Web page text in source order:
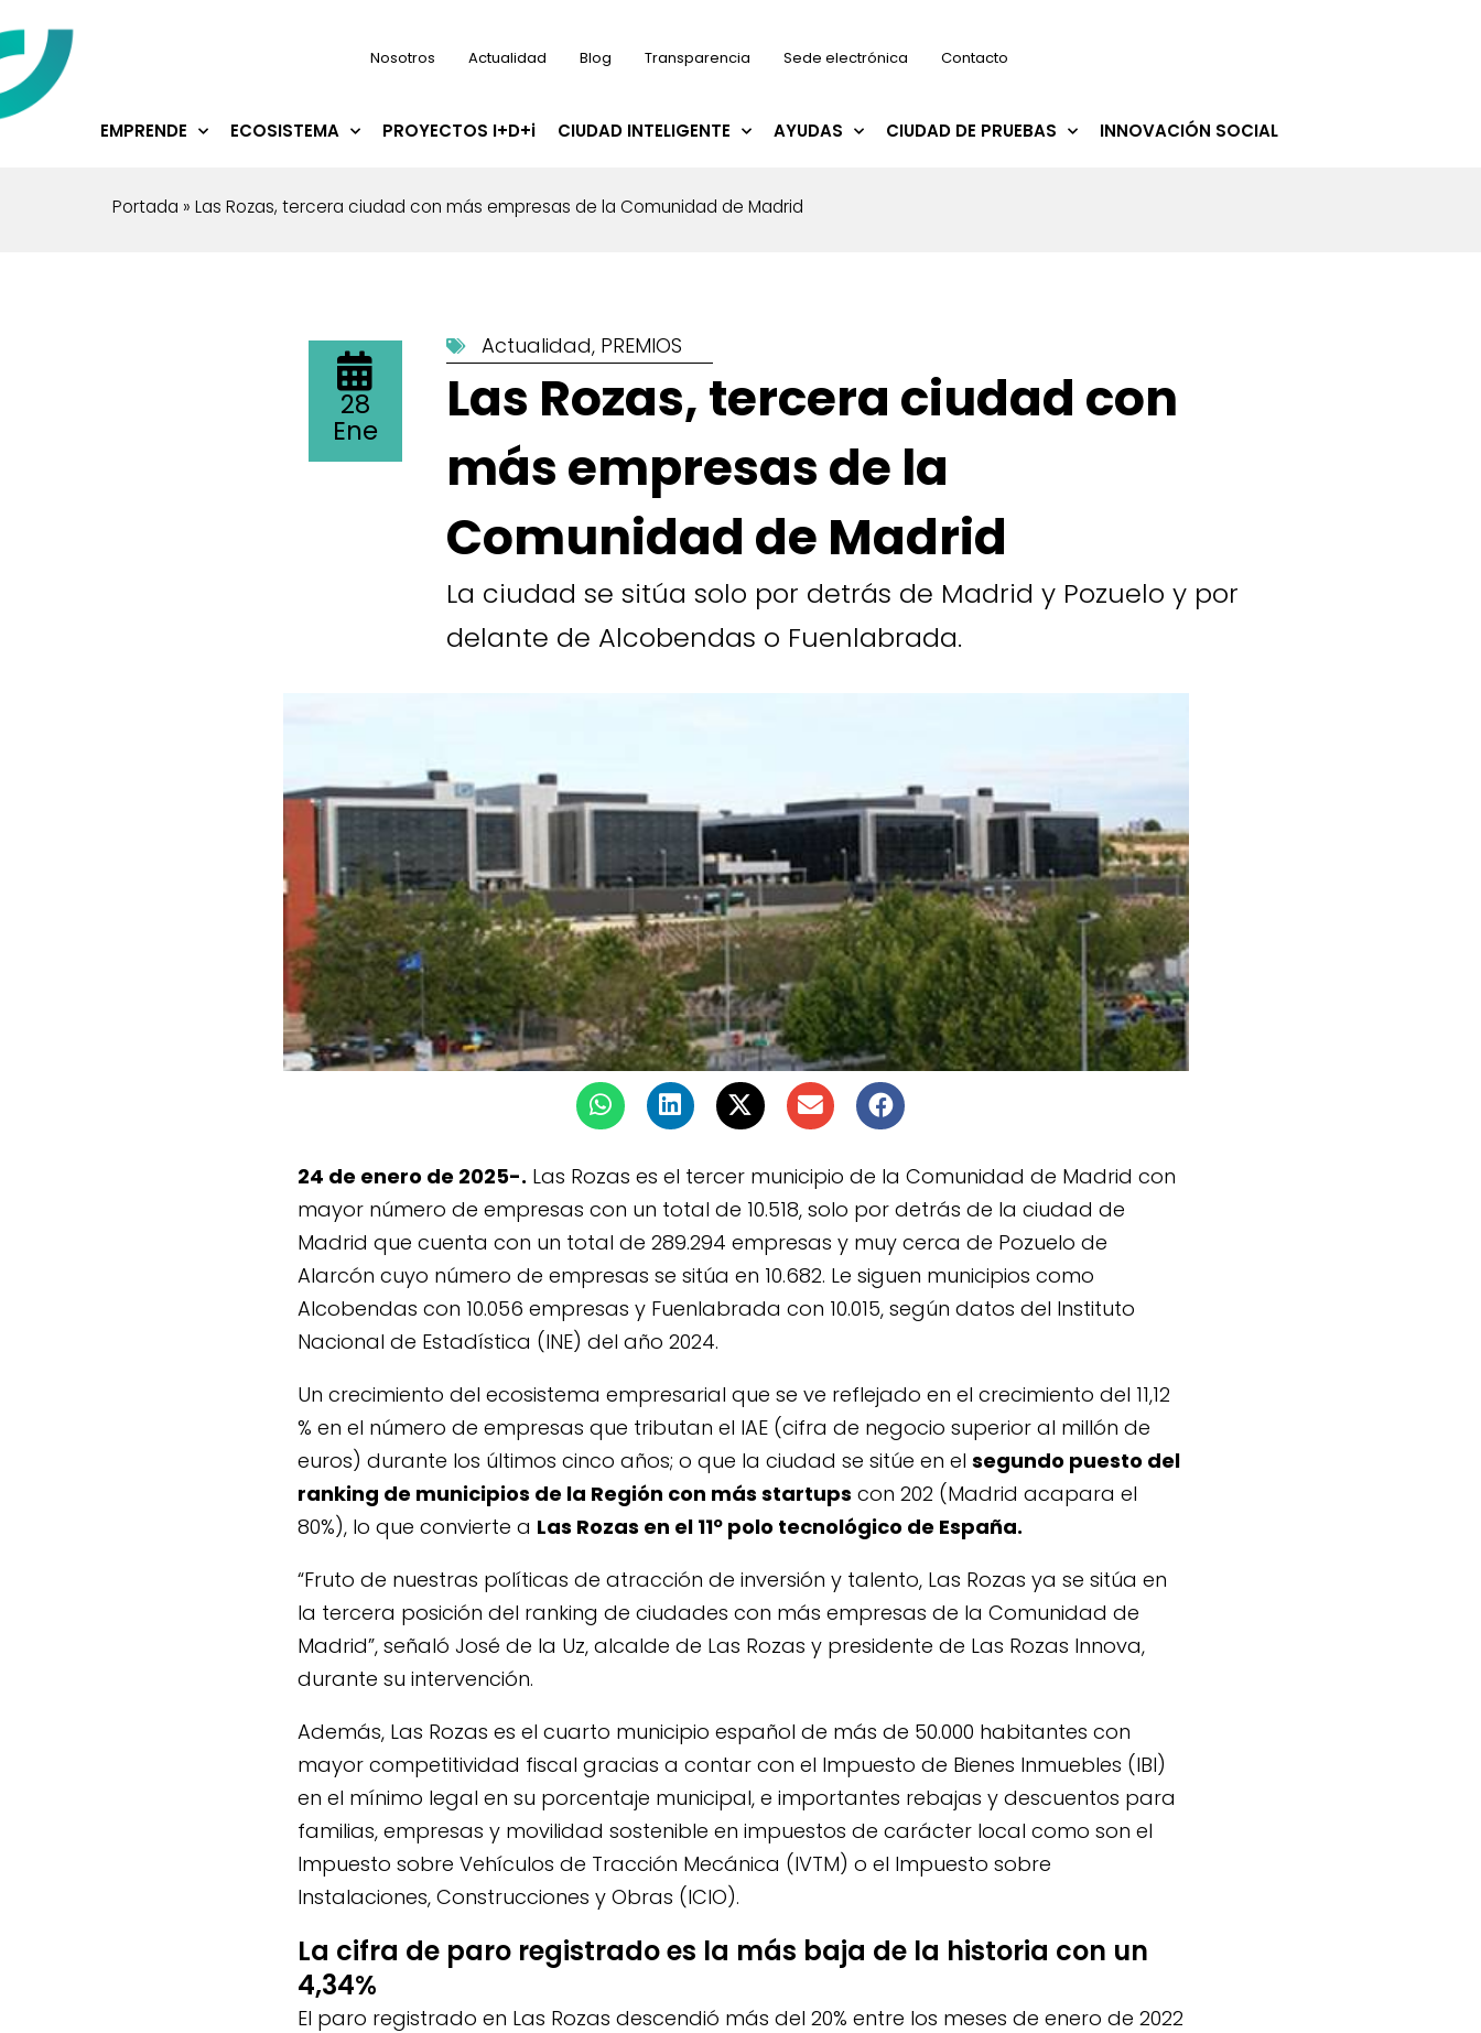
Nosotros Actualidad Blog Transparencia Sede electrónica Contacto
EMPRENDE ECOSISTEMA PROYECTOS I+D+i CIUDAD INTELIGENTE AYUDAS CIUDAD DE PRUEBAS INNOVACIÓN SOCIAL
Portada » Las Rozas, tercera ciudad con más empresas de la Comunidad de Madrid
28
Ene
Actualidad, PREMIOS
Las Rozas, tercera ciudad con
más empresas de la
Comunidad de Madrid
La ciudad se sitúa solo por detrás de Madrid y Pozuelo y por
delante de Alcobendas o Fuenlabrada.
24 de enero de 2025-. Las Rozas es el tercer municipio de la Comunidad de Madrid con
mayor número de empresas con un total de 10.518, solo por detrás de la ciudad de
Madrid que cuenta con un total de 289.294 empresas y muy cerca de Pozuelo de
Alarcón cuyo número de empresas se sitúa en 10.682. Le siguen municipios como
Alcobendas con 10.056 empresas y Fuenlabrada con 10.015, según datos del Instituto
Nacional de Estadística (INE) del año 2024.
Un crecimiento del ecosistema empresarial que se ve reflejado en el crecimiento del 11,12
% en el número de empresas que tributan el IAE (cifra de negocio superior al millón de
euros) durante los últimos cinco años; o que la ciudad se sitúe en el segundo puesto del
ranking de municipios de la Región con más startups con 202 (Madrid acapara el
80%), lo que convierte a Las Rozas en el 11º polo tecnológico de España.
“Fruto de nuestras políticas de atracción de inversión y talento, Las Rozas ya se sitúa en
la tercera posición del ranking de ciudades con más empresas de la Comunidad de
Madrid”, señaló José de la Uz, alcalde de Las Rozas y presidente de Las Rozas Innova,
durante su intervención.
Además, Las Rozas es el cuarto municipio español de más de 50.000 habitantes con
mayor competitividad fiscal gracias a contar con el Impuesto de Bienes Inmuebles (IBI)
en el mínimo legal en su porcentaje municipal, e importantes rebajas y descuentos para
familias, empresas y movilidad sostenible en impuestos de carácter local como son el
Impuesto sobre Vehículos de Tracción Mecánica (IVTM) o el Impuesto sobre
Instalaciones, Construcciones y Obras (ICIO).
La cifra de paro registrado es la más baja de la historia con un
4,34%
El paro registrado en Las Rozas descendió más del 20% entre los meses de enero de 2022